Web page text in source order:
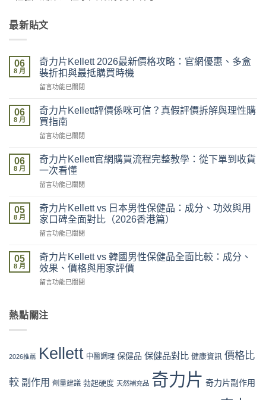
最新貼文
06
8 月
奇力片Kellett 2026最新價格攻略：官網優惠、多盒
裝折扣與最抵購買時機
在
力
片
Kellett
2026
新
攻
官
網
惠、
盒
裝
折
最
抵
時
機〉
留言功能已關閉
06
8 月
奇力片Kellett評價係咪可信？真假評價拆解與理性購
買指南
在
力
片
Kellett
評
係
咪
信？
假
評
拆
理
買
指
中
留言功能已關閉
06
8 月
奇力片Kellett官網購買流程完整教學：從下單到收貨
一次看懂
在
力
片
Kellett
官
購
買
程
教
單
貨
留言功能已關閉
05
8 月
奇力片Kellett vs 日本男性保健品：成分、功效與用
家口碑全面對比（2026香港篇）
在
力
片
Kellett
vs
男
品：
功
留言功能已關閉
05
8 月
奇力片Kellett vs 韓國男性保健品全面比較：成分、
效果、價格與用家評價
在
片
國
保
留言功能已關閉
熱點關注
2026推薦 Kellett 中醫調理 保健品 保健品對比 健康資訊 價格比
較 副作用 劑量建議 勃起硬度 天然補充品 奇力片 奇力片副作用